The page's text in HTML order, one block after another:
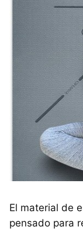
El material de
pensado para